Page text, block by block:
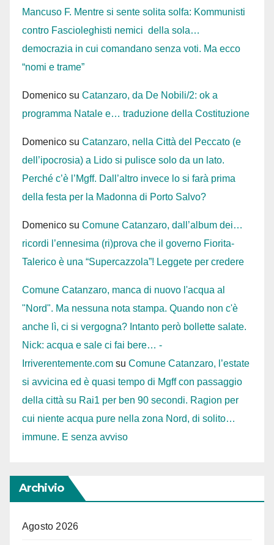
Mancuso F. Mentre si sente solita solfa: Kommunisti
contro Fascioleghisti nemici della sola…
democrazia in cui comandano senza voti. Ma ecco
“nomi e trame”
Domenico su Catanzaro, da De Nobili/2: ok a
programma Natale e… traduzione della Costituzione
Domenico su Catanzaro, nella Città del Peccato (e
dell’ipocrosia) a Lido si pulisce solo da un lato.
Perché c’è l’Mgff. Dall’altro invece lo si farà prima
della festa per la Madonna di Porto Salvo?
Domenico su Comune Catanzaro, dall’album dei…
ricordi l’ennesima (ri)prova che il governo Fiorita-
Talerico è una “Supercazzola”! Leggete per credere
Comune Catanzaro, manca di nuovo l'acqua al
"Nord". Ma nessuna nota stampa. Quando non c'è
anche lì, ci si vergogna? Intanto però bollette salate.
Nick: acqua e sale ci fai bere… -
Irriverentemente.com su Comune Catanzaro, l’estate
si avvicina ed è quasi tempo di Mgff con passaggio
della città su Rai1 per ben 90 secondi. Ragion per
cui niente acqua pure nella zona Nord, di solito…
immune. E senza avviso
Archivio
Agosto 2026